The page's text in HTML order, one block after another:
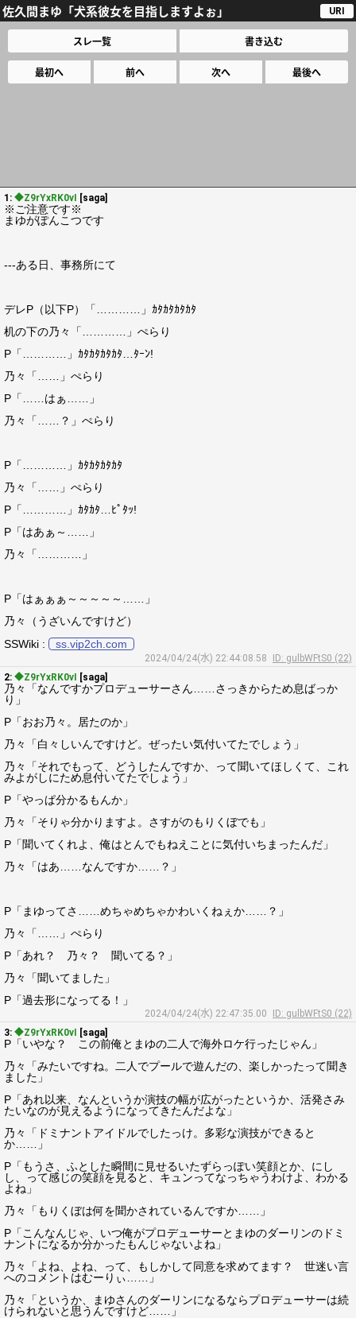
佐久間まゆ「犬系彼女を目指しますよぉ」 URI
スレ一覧 書き込む
最初へ 前へ 次へ 最後へ
1: ◆Z9rYxRK0vI [saga]
※ご注意です※
まゆがぽんこつです
---ある日、事務所にて
デレP（以下P）「…………」ｶﾀｶﾀｶﾀｶﾀ
机の下の乃々「…………」ぺらり
P「…………」ｶﾀｶﾀｶﾀｶﾀ…ﾀｰﾝ!
乃々「……」ぺらり
P「……はぁ……」
乃々「……？」ぺらり
P「…………」ｶﾀｶﾀｶﾀｶﾀ
乃々「……」ぺらり
P「…………」ｶﾀｶﾀ…ﾋﾟﾀｯ!
P「はあぁ～……」
乃々「…………」
P「はぁぁぁ～～～～～……」
乃々（うざいんですけど）
SSWiki :
ss.vip2ch.com
2024/04/24(水) 22:44:08.58
ID: gulbWFtS0 (22)
2: ◆Z9rYxRK0vI [saga]
乃々「なんですかプロデューサーさん……さっきからため息ばっか
り」
P「おお乃々。居たのか」
乃々「白々しいんですけど。ぜったい気付いてたでしょう」
乃々「それでもって、どうしたんですか、って聞いてほしくて、これ
みよがしにため息付いてたでしょう」
P「やっぱ分かるもんか」
乃々「そりゃ分かりますよ。さすがのもりくぼでも」
P「聞いてくれよ、俺はとんでもねえことに気付いちまったんだ」
乃々「はあ……なんですか……？」
P「まゆってさ……めちゃめちゃかわいくねぇか……？」
乃々「……」ぺらり
P「あれ？ 乃々？ 聞いてる？」
乃々「聞いてました」
P「過去形になってる！」
2024/04/24(水) 22:47:35.00
ID: gulbWFtS0 (22)
3: ◆Z9rYxRK0vI [saga]
P「いやな？ この前俺とまゆの二人で海外ロケ行ったじゃん」
乃々「みたいですね。二人でプールで遊んだの、楽しかったって聞き
ました」
P「あれ以来、なんというか演技の幅が広がったというか、活発さみ
たいなのが見えるようになってきたんだよな」
乃々「ドミナントアイドルでしたっけ。多彩な演技ができると
か……」
P「もうさ、ふとした瞬間に見せるいたずらっぽい笑顔とか、にし
し、って感じの笑顔を見ると、キュンってなっちゃうわけよ、わかる
よね」
乃々「もりくぼは何を聞かされているんですか……」
P「こんなんじゃ、いつ俺がプロデューサーとまゆのダーリンのドミ
ナントになるか分かったもんじゃないよね」
乃々「よね、よね、って、もしかして同意を求めてます？ 世迷い言
へのコメントはむーりぃ……」
乃々「というか、まゆさんのダーリンになるならプロデューサーは続
けられないと思うんですけど……」